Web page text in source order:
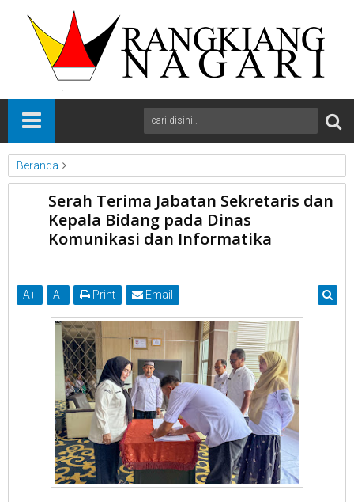
Beranda
kab Solok
News
Sumbar
Serah Terima Jabatan Sekretaris dan Kepala Bidang pada Dinas
Komunikasi dan Informatika
Serah Terima Jabatan Sekretaris dan
Kepala Bidang pada Dinas
Komunikasi dan Informatika
A+ A- Print Email